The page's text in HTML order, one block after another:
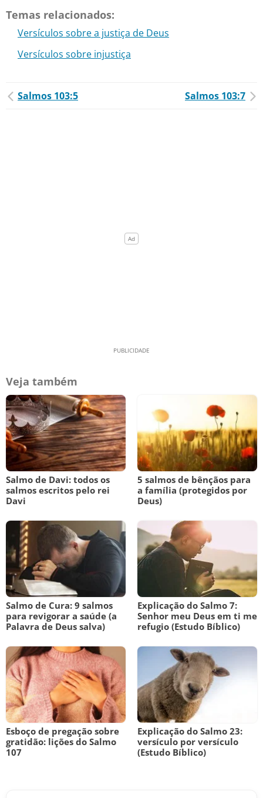
Temas relacionados:
Versículos sobre a justiça de Deus
Versículos sobre injustiça
Salmos 103:5 Salmos 103:7
Veja também
Salmo de Davi: todos os
salmos escritos pelo rei
Davi
5 salmos de bênçãos para
a família (protegidos por
Deus)
Salmo de Cura: 9 salmos
para revigorar a saúde (a
Palavra de Deus salva)
Explicação do Salmo 7:
Senhor meu Deus em ti me
refugio (Estudo Bíblico)
Esboço de pregação sobre
gratidão: lições do Salmo
107
Explicação do Salmo 23:
versículo por versículo
(Estudo Bíblico)